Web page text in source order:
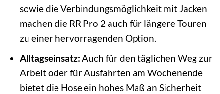
sowie die Verbindungsmöglichkeit mit Jacken
machen die RR Pro 2 auch für längere Touren
zu einer hervorragenden Option.
Alltagseinsatz: Auch für den täglichen Weg zur
Arbeit oder für Ausfahrten am Wochenende
bietet die Hose ein hohes Maß an Sicherheit